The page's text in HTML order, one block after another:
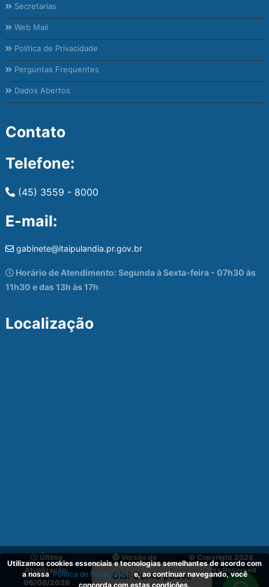
Olá! Como posso
Secretarias
Web Mail
Política de Privacidade
Perguntas Frequentes
Dados Abertos
Contato
Telefone:
(45) 3559 - 8000
E-mail:
gabinete@itaipulandia.pr.gov.br
Horário de Atendimento: Segunda à Sexta-feira - 07h30 às
11h30 e das 13h às 17h
Localização
Última
Atualização:
06/08/2026
Versão do
Sistema:
v_1.1
03.02.2024
© Copyright 2026,
All Rights Reserved
XFind.inc.
Utilizamos cookies essenciais e tecnologias semelhantes de acordo com
a nossaPolítica de Privacidadee, ao continuar navegando, você
concorda com estas condições.